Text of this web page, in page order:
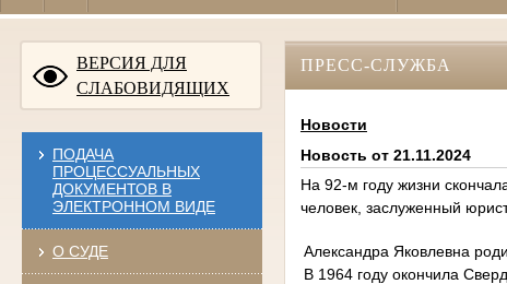
ВЕРСИЯ ДЛЯ
СЛАБОВИДЯЩИХ
ПОДАЧА
ПРОЦЕССУАЛЬНЫХ
ДОКУМЕНТОВ В
ЭЛЕКТРОННОМ ВИДЕ
О СУДЕ
ПРЕСС-СЛУЖБА
Новости
Новость от 21.11.2024
На 92-м году жизни
человек, заслуженный
Александра Яковлевна
В 1964 году окончила